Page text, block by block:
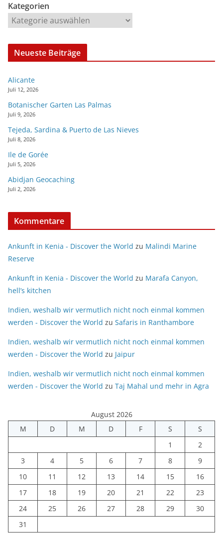
Kategorien
Neueste Beiträge
Alicante
Juli 12, 2026
Botanischer Garten Las Palmas
Juli 9, 2026
Tejeda, Sardina & Puerto de Las Nieves
Juli 8, 2026
Ile de Gorée
Juli 5, 2026
Abidjan Geocaching
Juli 2, 2026
Kommentare
Ankunft in Kenia - Discover the World zu Malindi Marine
Reserve
Ankunft in Kenia - Discover the World zu Marafa Canyon,
hell’s kitchen
Indien, weshalb wir vermutlich nicht noch einmal kommen
werden - Discover the World zu Safaris in Ranthambore
Indien, weshalb wir vermutlich nicht noch einmal kommen
werden - Discover the World zu Jaipur
Indien, weshalb wir vermutlich nicht noch einmal kommen
werden - Discover the World zu Taj Mahal und mehr in Agra
August 2026
M
D M D F S
S
1
2
3
4 5 6 7 8
9
10
11 12 13 14 15
16
17
18 19 20 21 22
23
24
25 26 27 28 29
30
31